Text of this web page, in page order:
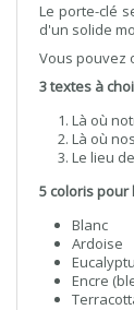
Le porte-clé
d'un solide
Vous pouvez
3 textes à
Là où
Là où
Le lieu
5 coloris pour
Blanc
Ardoise
E
Encre